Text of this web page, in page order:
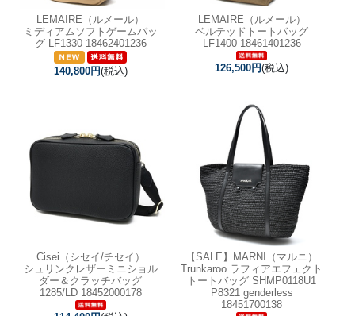
LEMAIRE（ルメール）
ミディアムソフトゲームバッ
グ LF1330 18462401236
140,800円(税込)
LEMAIRE（ルメール）
ベルテッドトートバッグ
LF1400 18461401236
126,500円(税込)
Cisei（シセイ/チセイ）
シュリンクレザーミニショル
ダー＆クラッチバッグ
1285/LD 18452000178
【SALE】
MARNI（マルニ）
Trunkaroo ラフィアエフェクト
トートバッグ SHMP0118U1
P8321 genderless
18451700138